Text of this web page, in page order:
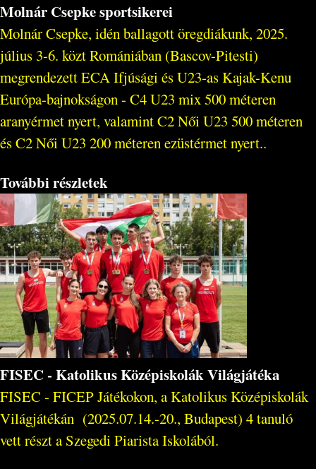
Molnár Csepke sportsikerei
Molnár Csepke, idén ballagott öregdiákunk, 2025.
július 3-6. közt Romániában (Bascov-Pitesti)
megrendezett ECA Ifjúsági és U23-as Kajak-Kenu
Európa-bajnokságon - C4 U23 mix 500 méteren
aranyérmet nyert, valamint C2 Női U23 500 méteren
és C2 Női U23 200 méteren ezüstérmet nyert..
További részletek
FISEC - Katolikus Középiskolák Világjátéka
FISEC - FICEP Játékokon, a Katolikus Középiskolák
Világjátékán (2025.07.14.-20., Budapest) 4 tanuló
vett részt a Szegedi Piarista Iskolából.